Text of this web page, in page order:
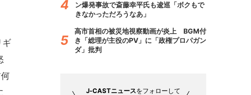
ギ
ン爆発事故で斎藤幸平氏も逡巡「ボクもで
きなかっただろうなあ」
高市首相の被災地視察動画が炎上 BGM付
き「総理が主役のPV」に「政権プロパガン
ダ」批判
J-CASTニュースをフォローして